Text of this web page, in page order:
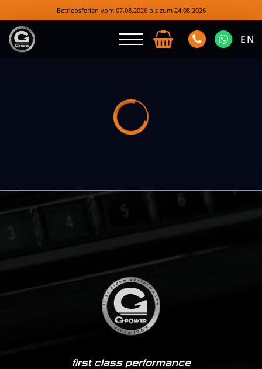
Betriebsferien vom 07.08.2026 bis zum 24.08.2026
EN
first class performance